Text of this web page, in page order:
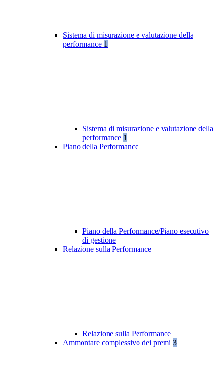
Sistema di misurazione e valutazione della
performance 1
Sistema di misurazione e valutazione della
performance 1
Piano della Performance
Piano della Performance/Piano esecutivo
di gestione
Relazione sulla Performance
Relazione sulla Performance
Ammontare complessivo dei premi 3